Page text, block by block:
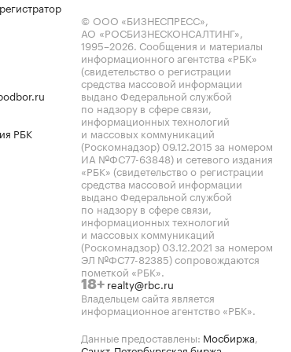
РБК
© ООО «БИЗНЕСПРЕСС»,
АО «РОСБИЗНЕСКОНСАЛТИНГ»,
1995–2026. Сообщения и материалы
информационного агентства «РБК»
(свидетельство о регистрации
средства массовой информации
выдано Федеральной службой
по надзору в сфере связи,
информационных технологий
и массовых коммуникаций
(Роскомнадзор) 09.12.2015 за номером
ИА №ФС77-63848) и сетевого издания
«РБК» (свидетельство о регистрации
средства массовой информации
выдано Федеральной службой
по надзору в сфере связи,
информационных технологий
и массовых коммуникаций
(Роскомнадзор) 03.12.2021 за номером
ЭЛ №ФС77-82385) сопровождаются
пометкой «РБК».
18+ realty@rbc.ru
Владельцем сайта является
информационное агентство «РБК».
Данные предоставлены: Мосбиржа,